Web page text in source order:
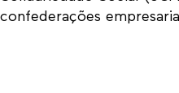
confederações